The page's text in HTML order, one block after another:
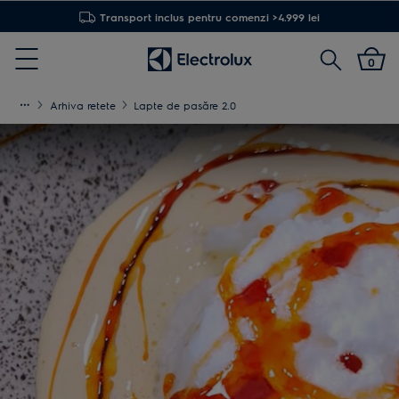
Transport inclus pentru comenzi >4.999 lei
Menu
Cautare0
Arhiva retete Lapte de pasăre 2.0